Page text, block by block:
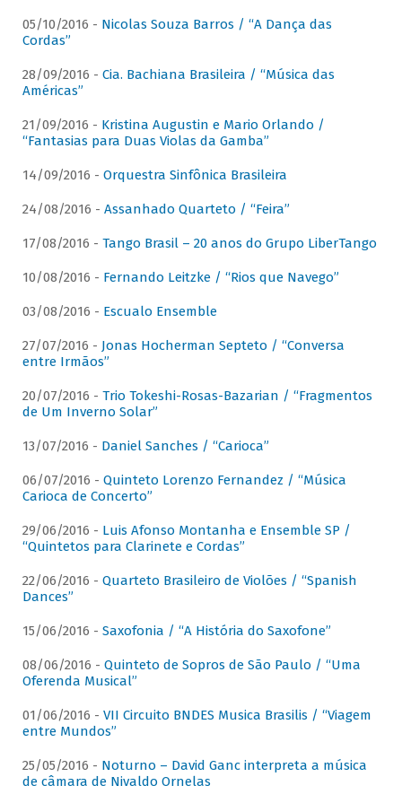
05/10/2016 - Nicolas Souza Barros / “A Dança das
Cordas”
28/09/2016 - Cia. Bachiana Brasileira / “Música das
Américas”
21/09/2016 - Kristina Augustin e Mario Orlando /
“Fantasias para Duas Violas da Gamba”
14/09/2016 - Orquestra Sinfônica Brasileira
24/08/2016 - Assanhado Quarteto / “Feira”
17/08/2016 - Tango Brasil – 20 anos do Grupo LiberTango
10/08/2016 - Fernando Leitzke / “Rios que Navego”
03/08/2016 - Escualo Ensemble
27/07/2016 - Jonas Hocherman Septeto / “Conversa
entre Irmãos”
20/07/2016 - Trio Tokeshi-Rosas-Bazarian / “Fragmentos
de Um Inverno Solar”
13/07/2016 - Daniel Sanches / “Carioca”
06/07/2016 - Quinteto Lorenzo Fernandez / “Música
Carioca de Concerto”
29/06/2016 - Luis Afonso Montanha e Ensemble SP /
“Quintetos para Clarinete e Cordas”
22/06/2016 - Quarteto Brasileiro de Violões / “Spanish
Dances”
15/06/2016 - Saxofonia / “A História do Saxofone”
08/06/2016 - Quinteto de Sopros de São Paulo / “Uma
Oferenda Musical”
01/06/2016 - VII Circuito BNDES Musica Brasilis / “Viagem
entre Mundos”
25/05/2016 - Noturno – David Ganc interpreta a música
de câmara de Nivaldo Ornelas